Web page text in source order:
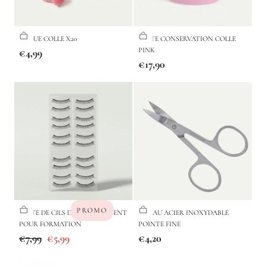
BAGUE COLLE X20
Prix
€4,99
BOÎTE CONSERVATION COLLE
PINK
Prix
€17,90
PROMO
BOITE DE CILS D'ENTRAINEMENT
POUR FORMATION
Prix
€7,99 Prix
€5,99
CISEAU ACIER INOXYDABLE
POINTE FINE
Prix
€4,20